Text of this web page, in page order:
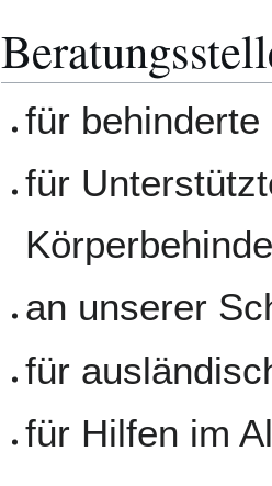
für
für
an unserer
für
für Hilfen im